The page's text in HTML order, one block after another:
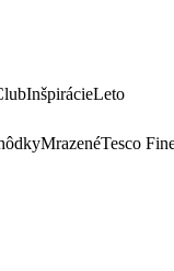
InšpirácieLeto
MrazenéTesco